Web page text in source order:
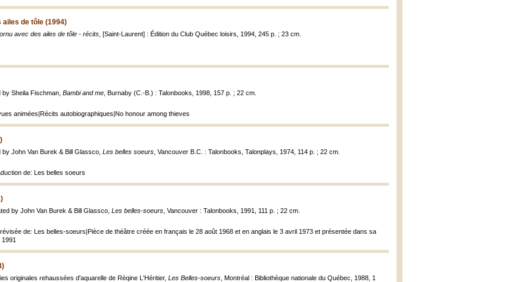
ailes de tôle (1994)
avec des ailes de tôle - récits , [Saint-Laurent] : Édition du Club Québec loisirs, 1994, 245 p. ; 23 cm.
Sheila Fischman, Bambi and me , Burnaby (C.-B.) : Talonbooks, 1998, 157 p. ; 22 cm.
animées|Récits autobiographiques|No honour among thieves
John Van Burek & Bill Glassco, Les belles soeurs , Vancouver B.C. : Talonbooks, Talonplays, 1974, 114 p. ; 22 cm.
de: Les belles soeurs
by John Van Burek & Bill Glassco, Les belles-soeurs , Vancouver : Talonbooks, 1991, 111 p. ; 22 cm.
de: Les belles-soeurs|Pièce de théâtre créée en français le 28 août 1968 et en anglais le 3 avril 1973 et présentée dans sa
originales rehaussées d'aquarelle de Réqine L'Héritier, Les Belles-soeurs , Montréal : Bibliothèque nationale du Québec, 1988, 1